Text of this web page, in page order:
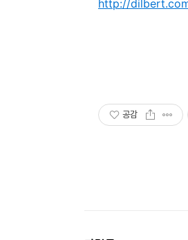
http://
공감